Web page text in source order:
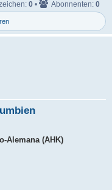
0• Abonnenten: 0
Alemana (AHK)